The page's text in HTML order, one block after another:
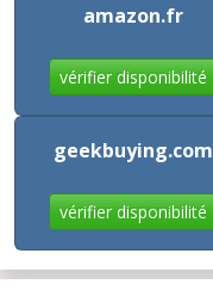
amazon.fr
vérifier disponibilité
geekbuying.com
vérifier disponibilité